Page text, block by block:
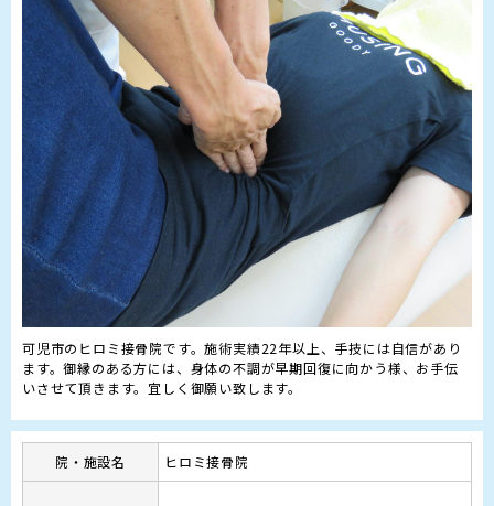
可児市のヒロミ接骨院です。施術実績22年以上、手技には自信があり
ます。御縁のある方には、身体の不調が早期回復に向かう様、お手伝
院・施設名 ヒロミ接骨院